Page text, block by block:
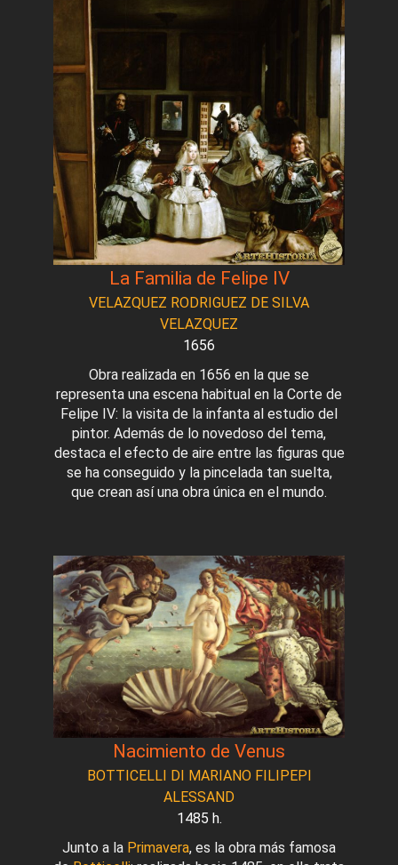
La Familia de Felipe IV
VELAZQUEZ RODRIGUEZ DE SILVA
VELAZQUEZ
1656
Obra realizada en 1656 en la que se
representa una escena habitual en la Corte de
Felipe IV: la visita de la infanta al estudio del
pintor. Además de lo novedoso del tema,
destaca el efecto de aire entre las figuras que
se ha conseguido y la pincelada tan suelta,
que crean así una obra única en el mundo.
Nacimiento de Venus
BOTTICELLI DI MARIANO FILIPEPI
ALESSAND
1485 h.
Junto a la Primavera, es la obra más famosa